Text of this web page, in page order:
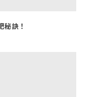
秘訣！